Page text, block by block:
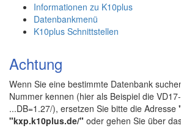
Informationen zu K10plus
Datenbankmenü
K10plus Schnittstellen
Achtung
Wenn Sie eine bestimmte Datenbank
Nummer kennen (hier als Beispiel die
...DB=1.27/), ersetzen Sie bitte die Adresse
"kxp.k10plus.de/" oder gehen Sie über